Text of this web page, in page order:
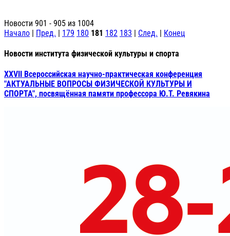
Новости 901 - 905 из 1004
Начало | Пред. | 179 180 181 182 183 | След. | Конец
Новости института физической культуры и спорта
XXVII Всероссийская научно-практическая конференция
"АКТУАЛЬНЫЕ ВОПРОСЫ ФИЗИЧЕСКОЙ КУЛЬТУРЫ И
СПОРТА", посвящённая памяти профессора Ю.Т. Ревякина